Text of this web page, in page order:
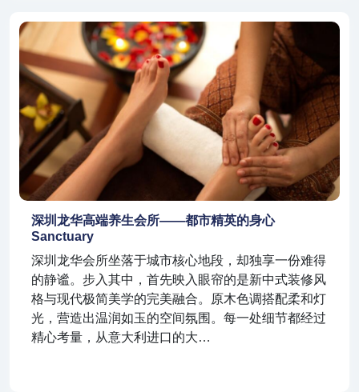
深圳龙华高端养生会所——都市精英的身心
Sanctuary
深圳龙华会所坐落于城市核心地段，却独享一份难得
的静谧。步入其中，首先映入眼帘的是新中式装修风
格与现代极简美学的完美融合。原木色调搭配柔和灯
光，营造出温润如玉的空间氛围。每一处细节都经过
精心考量，从意大利进口的大…